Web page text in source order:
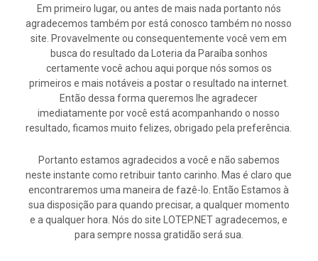
Em primeiro lugar, ou antes de mais nada portanto nós
agradecemos também por está conosco também no nosso
site. Provavelmente ou consequentemente você vem em
busca do resultado da Loteria da Paraíba sonhos
certamente você achou aqui porque nós somos os
primeiros e mais notáveis a postar o resultado na internet.
Então dessa forma queremos lhe agradecer
imediatamente por você está acompanhando o nosso
resultado, ficamos muito felizes, obrigado pela preferência.
Portanto estamos agradecidos a você e não sabemos
neste instante como retribuir tanto carinho. Mas é claro que
encontraremos uma maneira de fazê-lo. Então Estamos à
sua disposição para quando precisar, a qualquer momento
e a qualquer hora. Nós do site LOTEP.NET agradecemos, e
para sempre nossa gratidão será sua.